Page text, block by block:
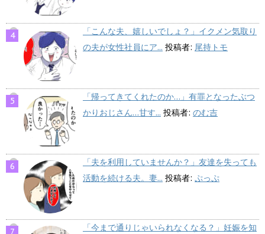
「こんな夫、嬉しいでしょ？」イクメン気取り
の夫が女性社員にア... 投稿者: 尾持トモ
「帰ってきてくれたのか…」有罪となったぶつ
かりおじさん…甘す... 投稿者: のむ吉
「夫を利用していませんか？」友達を失っても
活動を続ける夫。妻... 投稿者: ぷっぷ
「今まで通りじゃいられなくなる？」妊娠を知